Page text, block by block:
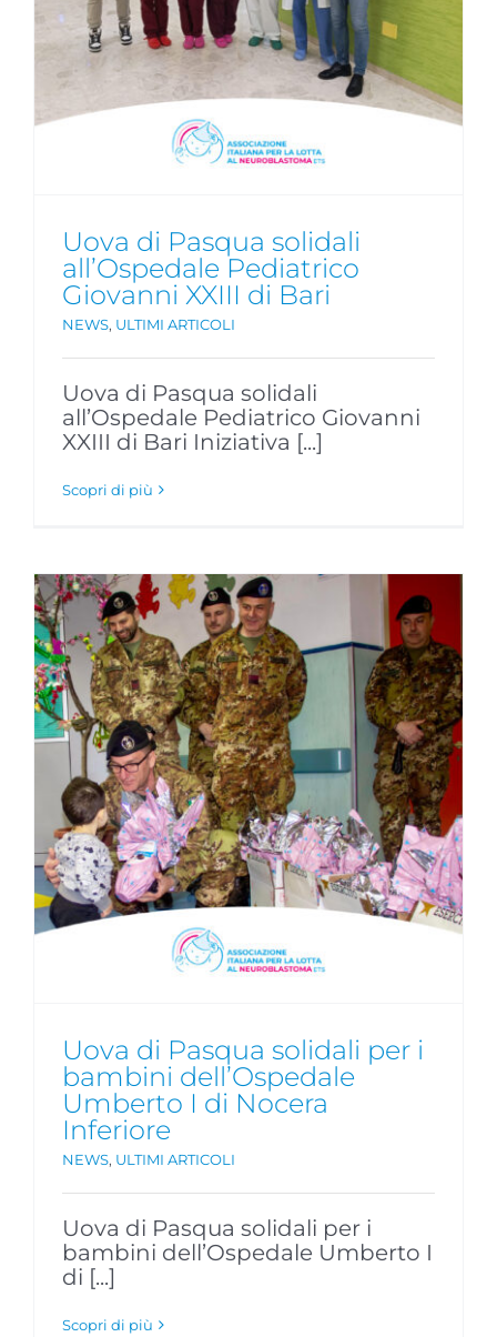
Uova di Pasqua solidali
all’Ospedale Pediatrico
Giovanni XXIII di Bari
NEWS, ULTIMI ARTICOLI
Uova di Pasqua solidali
all’Ospedale Pediatrico Giovanni
XXIII di Bari Iniziativa [...]
Scopri di più
Uova di Pasqua solidali per i
bambini dell’Ospedale
Umberto I di Nocera
Inferiore
NEWS, ULTIMI ARTICOLI
Uova di Pasqua solidali per i
bambini dell’Ospedale Umberto I
di [...]
Scopri di più